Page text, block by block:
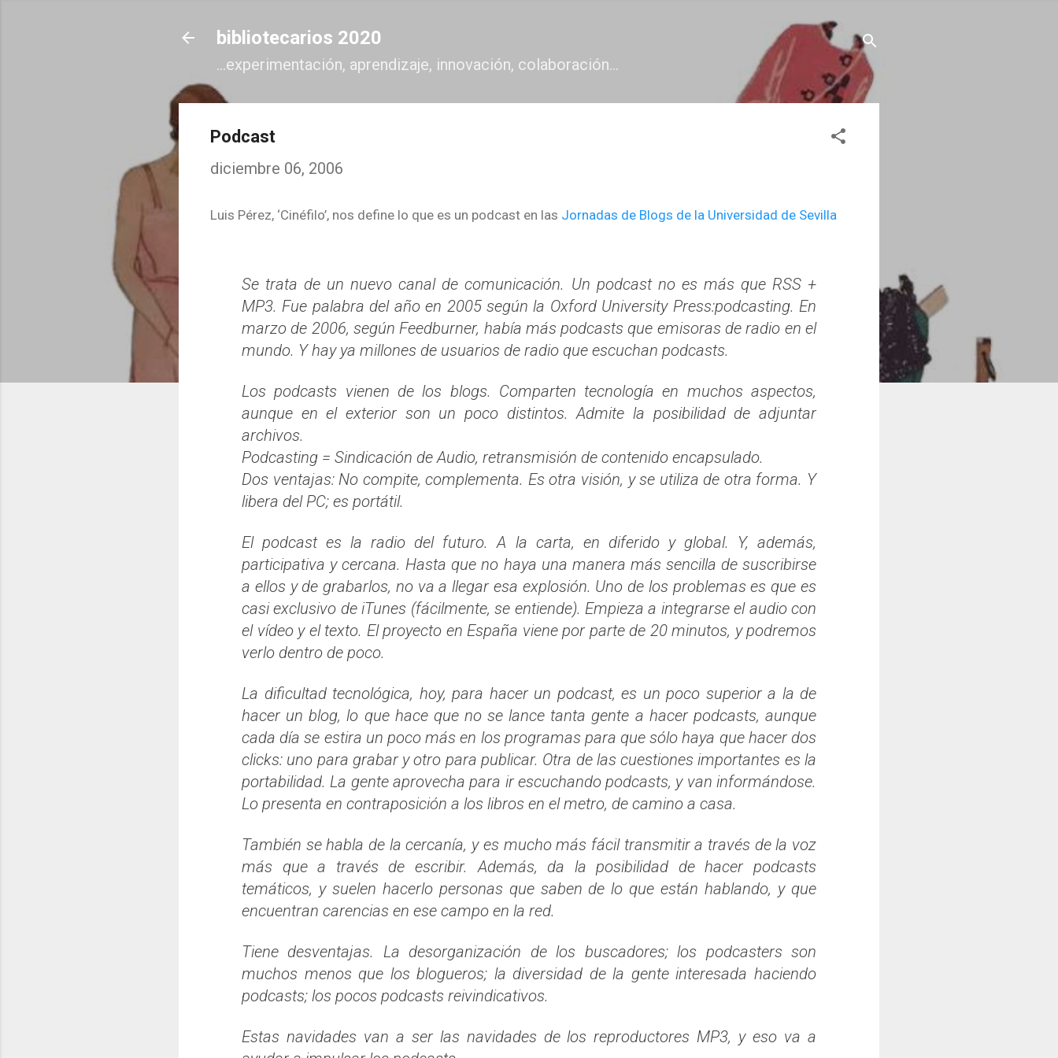
bibliotecarios 2020
...experimentación, aprendizaje, innovación, colaboración...
Podcast
diciembre 06, 2006
Luis Pérez, ‘Cinéfilo’, nos define lo que es un podcast en las Jornadas de Blogs de la Universidad de Sevilla
Se trata de un nuevo canal de comunicación. Un podcast no es más que RSS +
MP3. Fue palabra del año en 2005 según la Oxford University Press:podcasting. En
marzo de 2006, según Feedburner, había más podcasts que emisoras de radio en el
mundo. Y hay ya millones de usuarios de radio que escuchan podcasts.
Los podcasts vienen de los blogs. Comparten tecnología en muchos aspectos,
aunque en el exterior son un poco distintos. Admite la posibilidad de adjuntar
archivos.
Podcasting = Sindicación de Audio, retransmisión de contenido encapsulado.
Dos ventajas: No compite, complementa. Es otra visión, y se utiliza de otra forma. Y
libera del PC; es portátil.
El podcast es la radio del futuro. A la carta, en diferido y global. Y, además,
participativa y cercana. Hasta que no haya una manera más sencilla de suscribirse
a ellos y de grabarlos, no va a llegar esa explosión. Uno de los problemas es que es
casi exclusivo de iTunes (fácilmente, se entiende). Empieza a integrarse el audio con
el vídeo y el texto. El proyecto en España viene por parte de 20 minutos, y podremos
verlo dentro de poco.
La dificultad tecnológica, hoy, para hacer un podcast, es un poco superior a la de
hacer un blog, lo que hace que no se lance tanta gente a hacer podcasts, aunque
cada día se estira un poco más en los programas para que sólo haya que hacer dos
clicks: uno para grabar y otro para publicar. Otra de las cuestiones importantes es la
portabilidad. La gente aprovecha para ir escuchando podcasts, y van informándose.
Lo presenta en contraposición a los libros en el metro, de camino a casa.
También se habla de la cercanía, y es mucho más fácil transmitir a través de la voz
más que a través de escribir. Además, da la posibilidad de hacer podcasts
temáticos, y suelen hacerlo personas que saben de lo que están hablando, y que
encuentran carencias en ese campo en la red.
Tiene desventajas. La desorganización de los buscadores; los podcasters son
muchos menos que los blogueros; la diversidad de la gente interesada haciendo
podcasts; los pocos podcasts reivindicativos.
Estas navidades van a ser las navidades de los reproductores MP3, y eso va a